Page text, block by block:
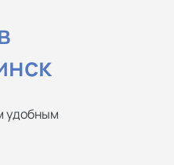
удобным